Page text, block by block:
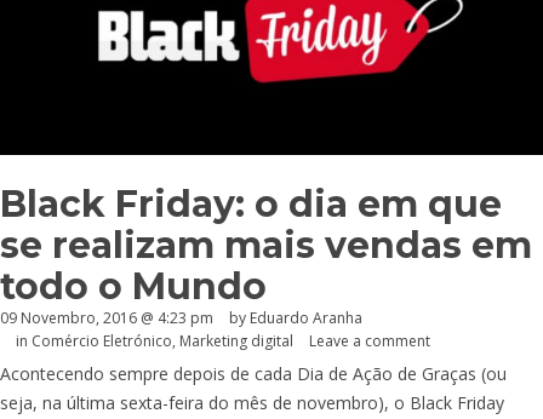
Black Friday: o dia em que
se realizam mais vendas em
todo o Mundo
09 Novembro, 2016 @ 4:23 pm by Eduardo Aranha
in Comércio Eletrónico, Marketing digital Leave a comment
Acontecendo sempre depois de cada Dia de Ação de Graças (ou
seja, na última sexta-feira do mês de novembro), o Black Friday